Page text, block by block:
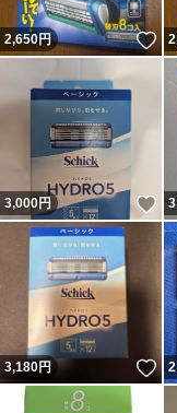
2,650円
3,000円
3,180円